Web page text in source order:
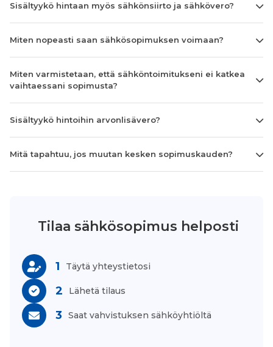
Sisältyykö hintaan myös sähkönsiirto ja sähkövero?
Miten nopeasti saan sähkösopimuksen voimaan?
Miten varmistetaan, että sähköntoimitukseni ei katkea
vaihtaessani sopimusta?
Sisältyykö hintoihin arvonlisävero?
Mitä tapahtuu, jos muutan kesken sopimuskauden?
Tilaa sähkösopimus helposti
1 Täytä yhteystietosi
2 Lähetä tilaus
3 Saat vahvistuksen sähköyhtiöltä